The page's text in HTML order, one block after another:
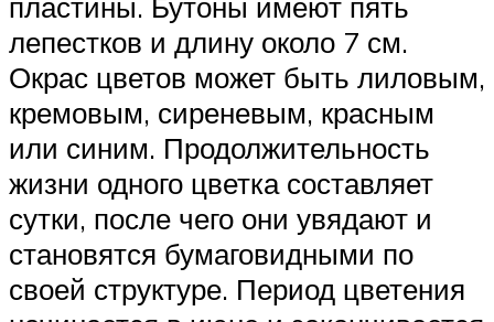
лепестков и длину около 7 см.
Окрас цветов может быть лиловым,
кремовым, сиреневым, красным
или синим. Продолжительность
жизни одного цветка составляет
сутки, после чего они увядают и
становятся бумаговидными по
своей структуре. Период цветения